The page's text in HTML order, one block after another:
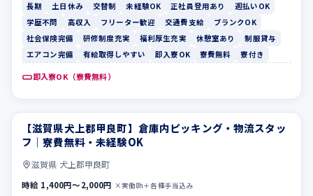
長期 土日休み 交替制 未経験OK 正社員登用あり
週払いOK
学歴不問
高収入 フリーター歓迎 交通費支給
ブランクOK
社会保険完備
研修制度充実 福利厚生充実 休憩室あり
制服貸与
エアコン完備
有給取得しやすい 即入寮OK 寮費無料 寮付き
即入寮OK（寮費無料）
社会保険完備 研修制度充実
【滋賀県犬上郡甲良町】倉庫内ピッキング・物流スタッ
フ｜寮費無料・未経験OK
滋賀県 犬上郡甲良町
時給 1,400円〜2,000円 ×実働8h＋各種手当込み